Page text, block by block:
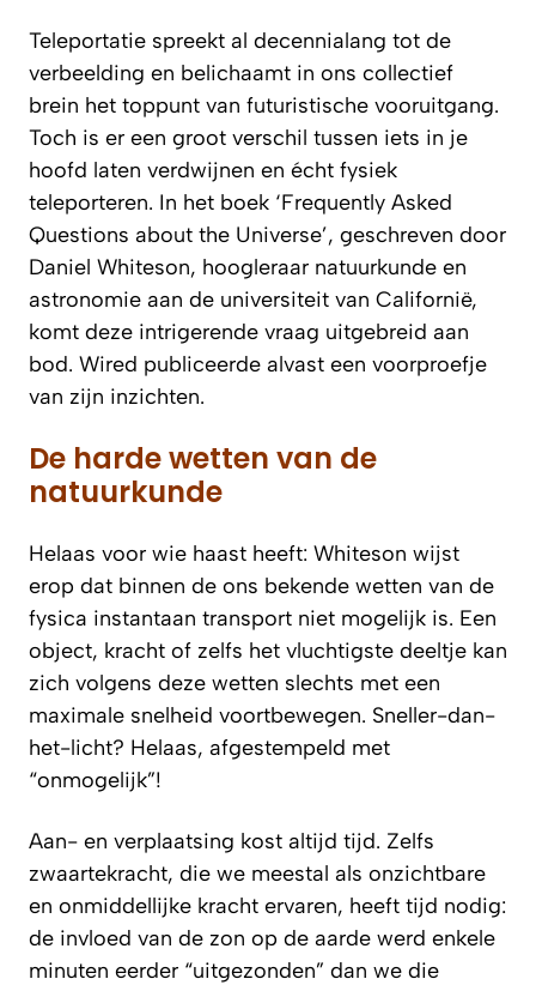
Teleportatie spreekt al decennialang tot de
verbeelding en belichaamt in ons collectief
brein het toppunt van futuristische vooruitgang.
Toch is er een groot verschil tussen iets in je
hoofd laten verdwijnen en écht fysiek
teleporteren. In het boek ‘Frequently Asked
Questions about the Universe’, geschreven door
Daniel Whiteson, hoogleraar natuurkunde en
astronomie aan de universiteit van Californië,
komt deze intrigerende vraag uitgebreid aan
bod. Wired publiceerde alvast een voorproefje
van zijn inzichten.
De harde wetten van de
natuurkunde
Helaas voor wie haast heeft: Whiteson wijst
erop dat binnen de ons bekende wetten van de
fysica instantaan transport niet mogelijk is. Een
object, kracht of zelfs het vluchtigste deeltje kan
zich volgens deze wetten slechts met een
maximale snelheid voortbewegen. Sneller-dan-
het-licht? Helaas, afgestempeld met
“onmogelijk”!
Aan- en verplaatsing kost altijd tijd. Zelfs
zwaartekracht, die we meestal als onzichtbare
en onmiddellijke kracht ervaren, heeft tijd nodig:
de invloed van de zon op de aarde werd enkele
minuten eerder “uitgezonden” dan we die